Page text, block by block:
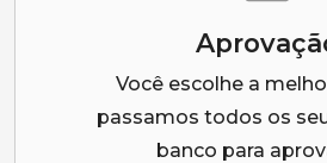
Você escolhe a
passamos todos os
banco para